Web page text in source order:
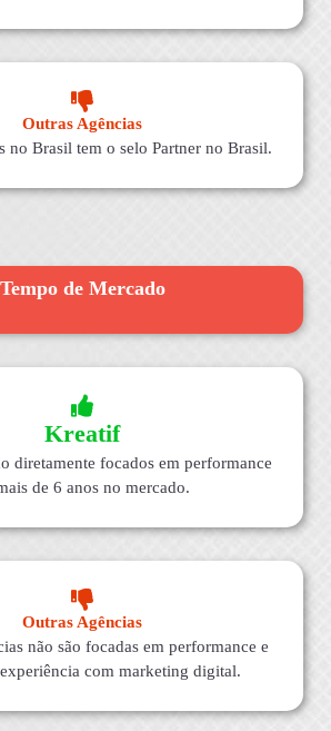
Outras Agências
no Brasil tem o selo Partner no Brasil.
Tempo de Mercado
Kreatif
diretamente focados em performance
de 6 anos no mercado.
Outras Agências
não são focadas em performance e
com marketing digital.